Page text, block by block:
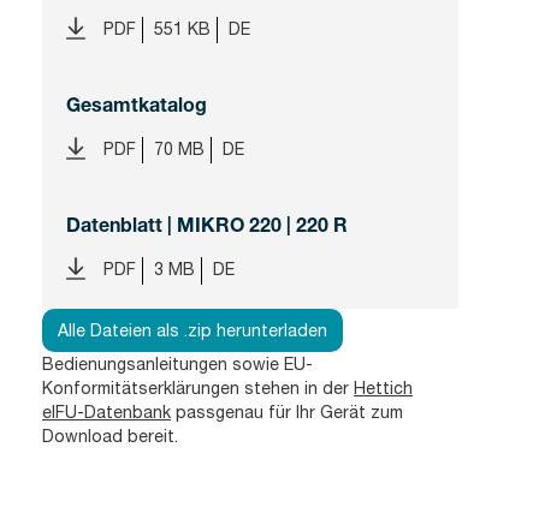
PDF 551 KB DE
Gesamtkatalog
PDF 70 MB DE
Datenblatt | MIKRO 220 | 220 R
PDF 3 MB DE
Alle Dateien als .zip herunterladen
Bedienungsanleitungen sowie EU-
Konformitätserklärungen stehen in der Hettich
eIFU-Datenbank passgenau für Ihr Gerät zum
Download bereit.